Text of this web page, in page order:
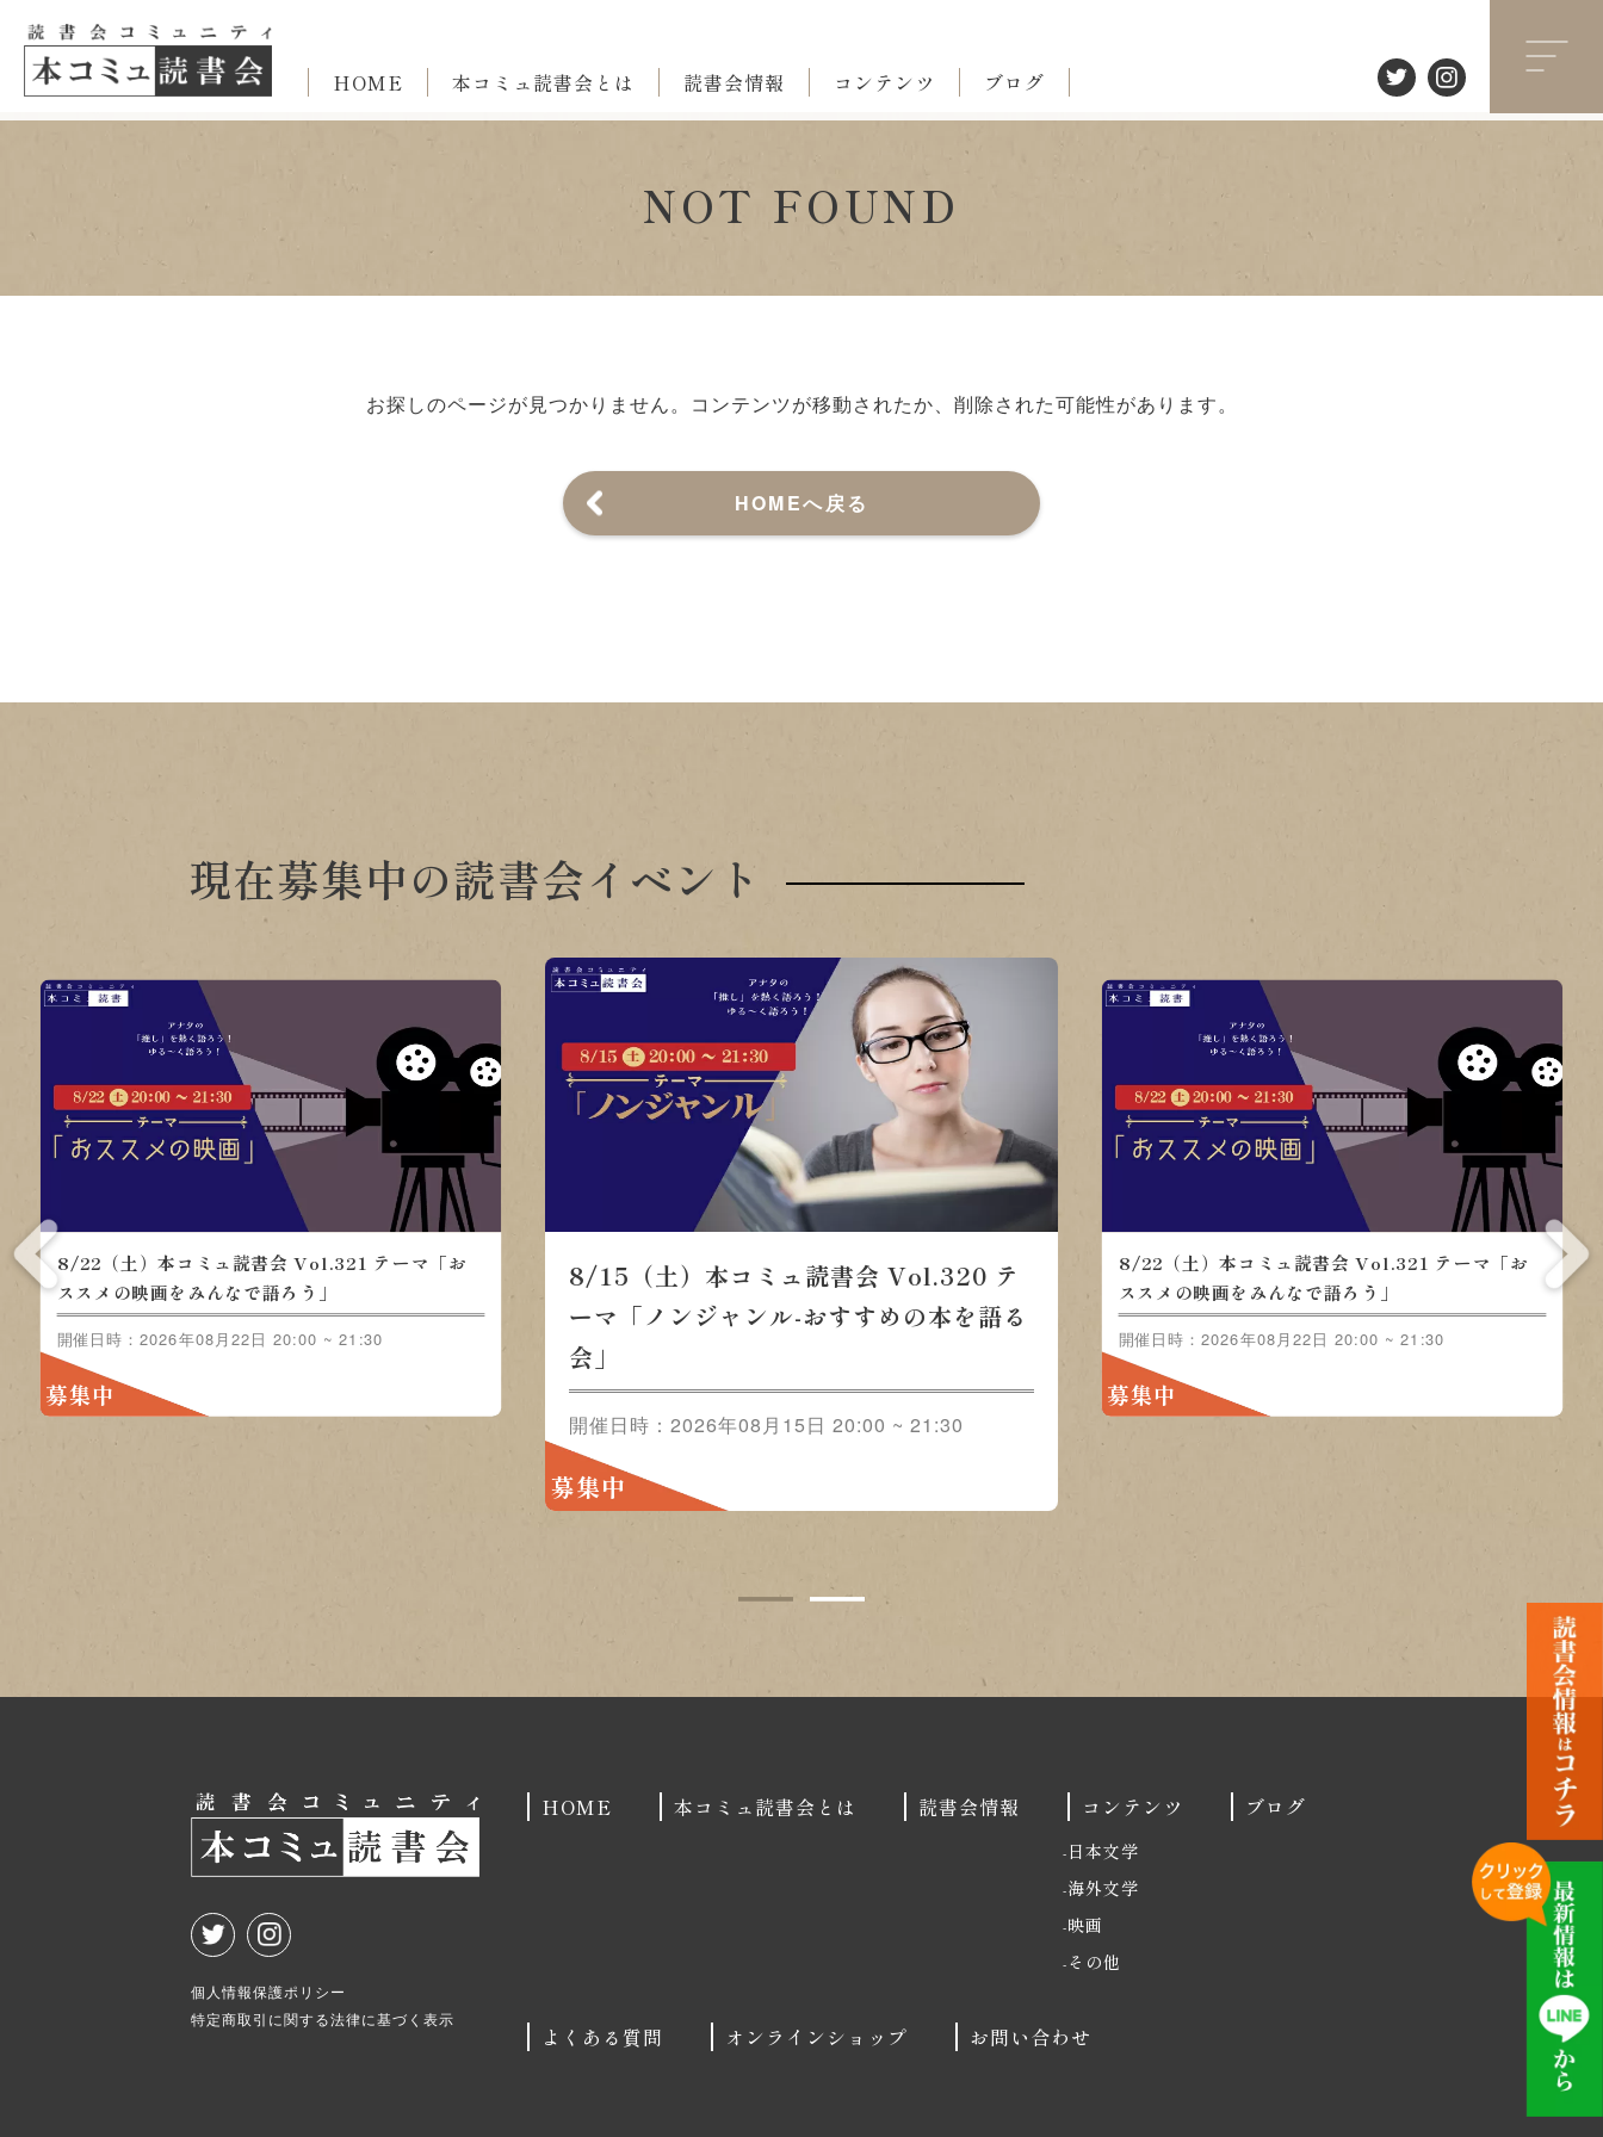
HOME 本コミュ読書会とは 読書会情報 コンテンツ ブログ
NOT FOUND
お探しのページが見つかりません。 コンテンツが移動されたか、削除された可能性があります。
HOMEへ戻る
現在募集中の読書会イベント
8/22（土）本コミュ読書会 Vol.321 テ
ーマ「おススメの映画をみんなで語ろ
う」
開催日時：2026年08月22日 20:00 ~ 21:30
8/15（土）本コミュ読書会 Vol.320 テーマ「ノン
ジャンル-おすすめの本を語る会」
開催日時：2026年08月15日 20:00 ~ 21:30
8/22（土）本コミュ読書会 Vol.321 テ
ーマ「おススメの映画をみんなで語ろ
う」
開催日時：2026年08月22日 20:00 ~ 21:30
個人情報保護ポリシー
特定商取引に関する法律に基づく表示
HOME 本コミュ読書会とは 読書会情報 コンテンツ
日本文学
海外文学
映画
その他
ブログ
よくある質問 オンラインショップ お問い合わせ